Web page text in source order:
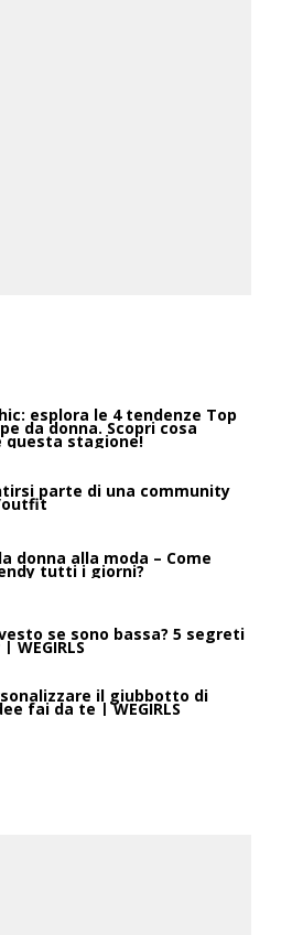
esplora le 4 tendenze Top
da donna. Scopri cosa
questa stagione!
parte di una community
donna alla moda – Come
tutti i giorni?
se sono bassa? 5 segreti
WEGIRLS
il giubbotto di
fai da te | WEGIRLS